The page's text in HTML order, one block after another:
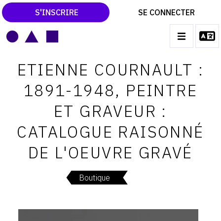
S'INSCRIRE SE CONNECTER
navigation
CATALOGUES RAISONNÉS
LES EXPOSITIONS
LES VERNISSAGES
ARCHIVES DES EXPOSITIONS
ACTUALITÉS DU MONDE DE L'ART
LIBRAIRIE : LIVRES & CATALOGUES
ETIENNE COURNAULT :
1891-1948, PEINTRE
ET GRAVEUR :
CATALOGUE RAISONNÉ
DE L'OEUVRE GRAVÉ
Boutique